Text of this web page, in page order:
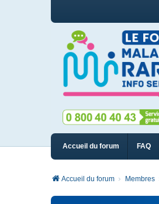
Accueil du forum FAQ
Accueil du forum Membres